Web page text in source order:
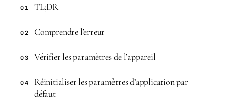
01 TL;DR
02 Comprendre l’erreur
03 Vérifier les paramètres de l’appareil
04
Réinitialiser les paramètres d’application par
défaut